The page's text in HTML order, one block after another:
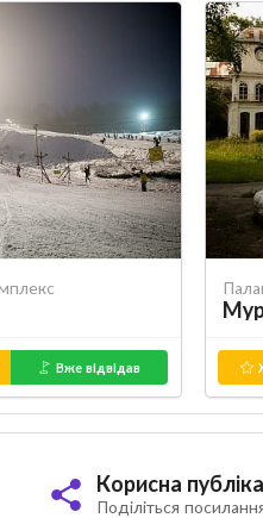
Вже відвідав
Корисна
Поділіться